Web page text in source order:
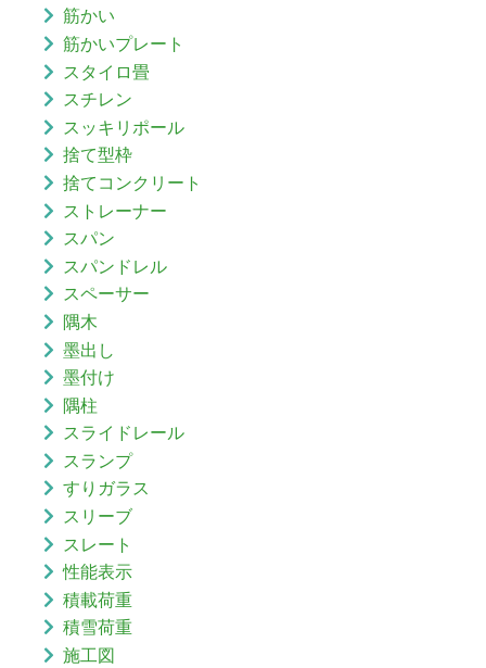
筋かい
筋かいプレート
スタイロ畳
スチレン
スッキリポール
捨て型枠
捨てコンクリート
ストレーナー
スパン
スパンドレル
スペーサー
隅木
墨出し
墨付け
隅柱
スライドレール
スランプ
すりガラス
スリーブ
スレート
性能表示
積載荷重
積雪荷重
施工図